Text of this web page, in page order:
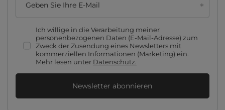
Geben Sie Ihre E-Mail
Ich willige in die Verarbeitung meiner
personenbezogenen Daten (E-Mail-Adresse) zum
Zweck der Zusendung eines Newsletters mit
kommerziellen Informationen (Marketing) ein.
Mehr lesen unter Datenschutz.
Newsletter abonnieren